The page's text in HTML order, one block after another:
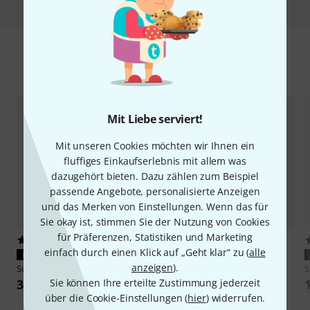
Mit Liebe serviert!
Mit unseren Cookies möchten wir Ihnen ein
fluffiges Einkaufserlebnis mit allem was
dazugehört bieten. Dazu zählen zum Beispiel
passende Angebote, personalisierte Anzeigen
und das Merken von Einstellungen. Wenn das für
Sie okay ist, stimmen Sie der Nutzung von Cookies
für Präferenzen, Statistiken und Marketing
einfach durch einen Klick auf „Geht klar“ zu (alle
anzeigen).
Sie können Ihre erteilte Zustimmung jederzeit
über die Cookie-Einstellungen (hier) widerrufen.
Zubehör & passende Artikel
7
PASST GARANTIERT
Suzuki AD3-1210A Power Supply
34 €
629
PASST GARANTIERT
Thomann
9,90 €